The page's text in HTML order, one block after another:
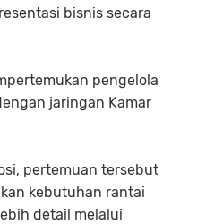
bisnis secara
pengelola
jaringan Kamar
pertemuan tersebut
kebutuhan rantai
detail melalui